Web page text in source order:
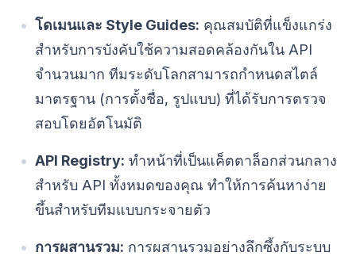
โดเมนและ Style Guides: คุณสมบัติที่แข็งแกร่ง
สำหรับการบังคับใช้ความสอดคล้องกันใน API
จำนวนมาก ทีมระดับโลกสามารถกำหนดสไตล์
มาตรฐาน (การตั้งชื่อ, รูปแบบ) ที่ได้รับการตรวจ
สอบโดยอัตโนมัติ
API Registry: ทำหน้าที่เป็นแค็ตตาล็อกส่วนกลาง
สำหรับ API ทั้งหมดของคุณ ทำให้การค้นหาง่าย
ขึ้นสำหรับทีมแบบกระจายตัว
การผสานรวม: การผสานรวมอย่างลึกซึ้งกับระบบ